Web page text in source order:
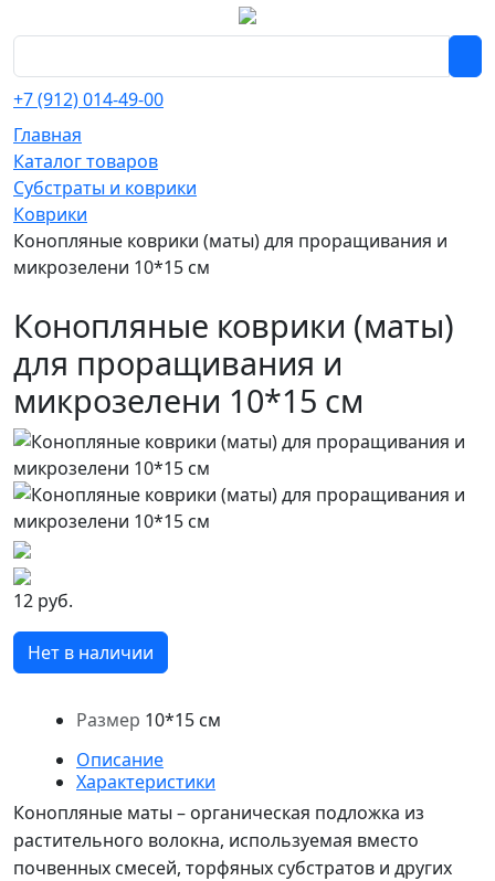
+7 (912) 014-49-00
Главная
Каталог товаров
Субстраты и коврики
Коврики
Конопляные коврики (маты) для проращивания и
микрозелени 10*15 см
Конопляные коврики (маты)
для проращивания и
микрозелени 10*15 см
Размер 10*15 см
12 руб.
Нет в наличии
Описание
Характеристики
Конопляные маты – органическая подложка из
растительного волокна, используемая вместо
почвенных смесей, торфяных субстратов и других